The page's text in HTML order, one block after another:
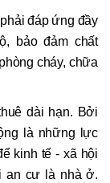
đáp ứng đầy
bảo đảm chất
cháy, chữa
dài hạn. Bởi
là những lực
kinh tế - xã hội
an cư là nhà ở.